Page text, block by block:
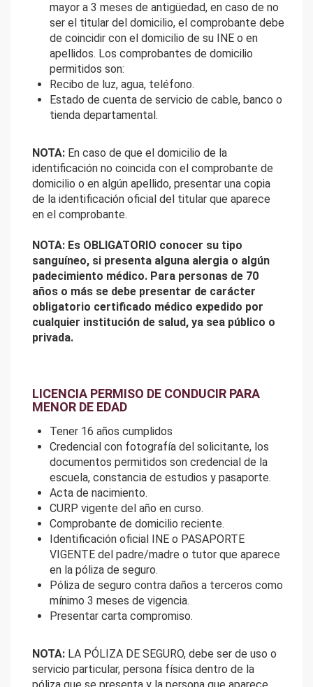
mayor a 3 meses de antigüedad, en caso de no
ser el titular del domicilio, el comprobante debe
de coincidir con el domicilio de su INE o en
apellidos. Los comprobantes de domicilio
permitidos son:
Recibo de luz, agua, teléfono.
Estado de cuenta de servicio de cable, banco o
tienda departamental.
NOTA: En caso de que el domicilio de la
identificación no coincida con el comprobante de
domicilio o en algún apellido, presentar una copia
de la identificación oficial del titular que aparece
en el comprobante.
NOTA: Es OBLIGATORIO conocer su tipo
sanguíneo, si presenta alguna alergia o algún
padecimiento médico. Para personas de 70
años o más se debe presentar de carácter
obligatorio certificado médico expedido por
cualquier institución de salud, ya sea público o
privada.
LICENCIA PERMISO DE CONDUCIR PARA
MENOR DE EDAD
Tener 16 años cumplidos
Credencial con fotografía del solicitante, los
documentos permitidos son credencial de la
escuela, constancia de estudios y pasaporte.
Acta de nacimiento.
CURP vigente del año en curso.
Comprobante de domicilio reciente.
Identificación oficial INE o PASAPORTE
VIGENTE del padre/madre o tutor que aparece
en la póliza de seguro.
Póliza de seguro contra daños a terceros como
mínimo 3 meses de vigencia.
Presentar carta compromiso.
NOTA: LA PÓLIZA DE SEGURO, debe ser de uso o
servicio particular, persona física dentro de la